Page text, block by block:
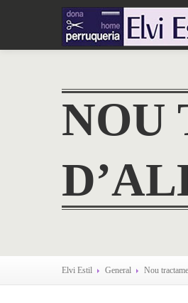
NOU
Elvi Estil General Nou